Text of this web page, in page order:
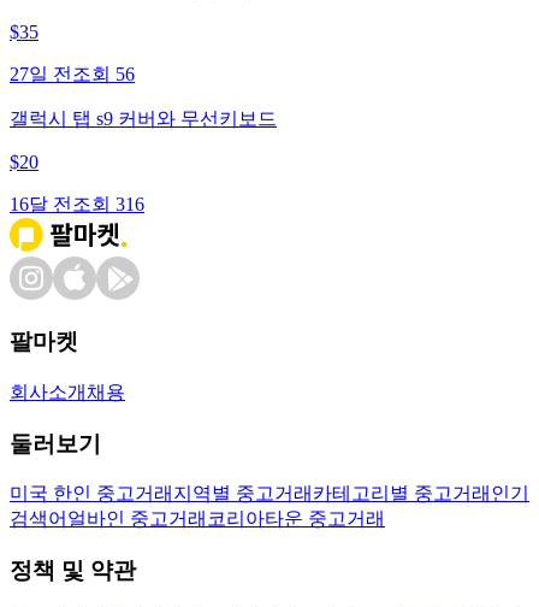
$35
27일 전 조회 56
갤럭시 탭 s9 커버와 무선키보드
$20
16달 전 조회 316
팔마켓
회사소개 채용
둘러보기
미국 한인 중고거래 지역별 중고거래 카테고리별 중고거래 인기
검색어 얼바인 중고거래 코리아타운 중고거래
정책 및 약관